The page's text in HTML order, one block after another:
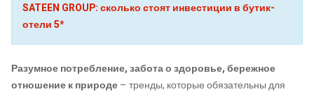
SATEEN GROUP: сколько стоят инвестиции в бутик-
отели 5*
Разумное потребление, забота о здоровье, бережное
отношение к природе– тренды, которые обязательны для